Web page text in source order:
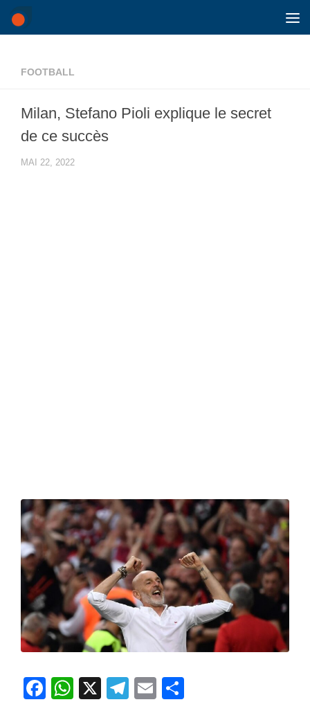
Skip to content
FOOTBALL
Milan, Stefano Pioli explique le secret
de ce succès
MAI 22, 2022
Facebook
WhatsApp
X Telegram
Email